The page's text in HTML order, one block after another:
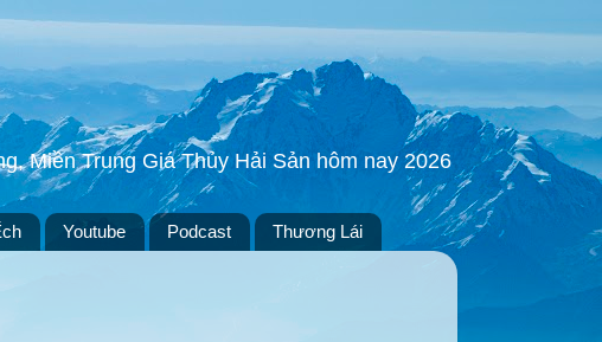
Miền Trung Giá Thủy Hải Sản hôm nay 2026
Youtube Podcast Thương Lái